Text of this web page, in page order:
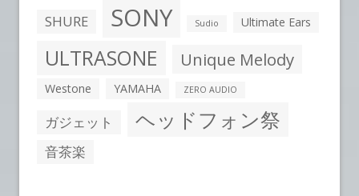
SHURE SONY Sudio Ultimate Ears
ULTRASONE Unique Melody
Westone YAMAHA ZERO AUDIO
ガジェット ヘッドフォン祭
音茶楽